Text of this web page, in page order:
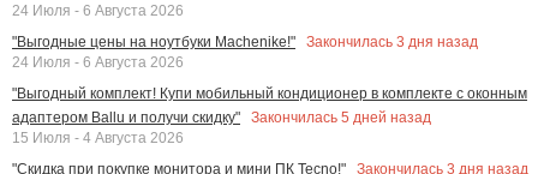
24 Июля - 6 Августа 2026
"Выгодные цены на ноутбуки Machenike!"
Закончилась 3 дня назад
24 Июля - 6 Августа 2026
"Выгодный комплект! Купи мобильный кондиционер в комплекте с оконным
адаптером Ballu и получи скидку"
Закончилась 5 дней назад
15 Июля - 4 Августа 2026
"Скидка при покупке монитора и мини ПК Tecno!"
Закончилась 3 дня назад